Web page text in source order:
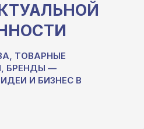
ТОВАРНЫЕ
БРЕНДЫ —
И БИЗНЕС В